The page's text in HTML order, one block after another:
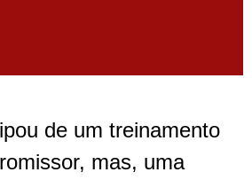
de um treinamento
mas, uma